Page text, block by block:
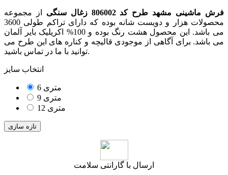
فرش ماشینی مشهد طرح کد 806002 زغال سنگی
از مجموعه
محصولات هزار و دویست شانه بوده که دارای تراکم طولی 3600
می باشد. این محصول هشت رنگ بوده و 100% اکریلیک بایر آلمان
می باشد. برای آگاهی از موجودی قالیچه و کناره های این طرح می
توانید با ما در تماس باشید.
انتخاب سایز
6 متری
9 متری
12 متری
ارسال با گارانتی سلامت